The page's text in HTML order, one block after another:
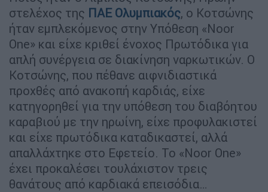
στελέχος της ΠΑΕ Ολυμπιακός, ο Κοτσώνης
ήταν εμπλεκόμενος στην Υπόθεση «Noor
One» και είχε κριθεί ένοχος Πρωτόδικα για
απλή συνέργεια σε διακίνηση ναρκωτικών. Ο
Κοτσώνης, που πέθανε αιφνιδιαστικά
προχθές από ανακοπή καρδιάς, είχε
κατηγορηθεί για την υπόθεση του διαβόητου
καραβιού με την ηρωίνη, είχε προφυλακιστεί
και είχε πρωτόδικα καταδικαστεί, αλλά
απαλλάχτηκε στο Εφετείο. Το «Noor One»
έχει προκαλέσει τουλάχιστον τρεις
θανάτους από καρδιακά επεισόδια…